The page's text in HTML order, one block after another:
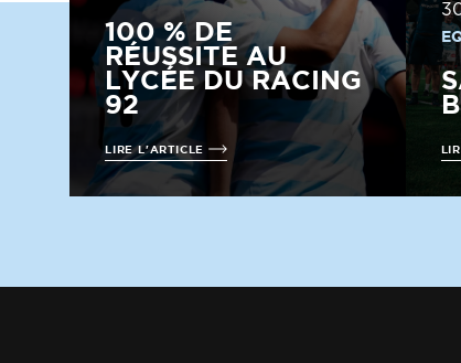
100 % DE
RÉUSSITE AU
LYCÉE DU RACING
92
LIRE L'ARTICLE